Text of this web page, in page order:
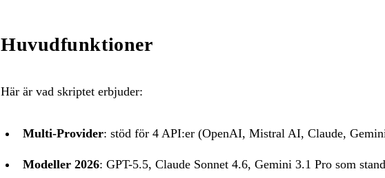
Huvudfunktioner
Här är vad skriptet erbjuder:
Multi-Provider: stöd för 4 API:er (OpenAI, Mistral AI, Claude,
Modeller 2026: GPT-5.5, Claude Sonnet 4.6, Gemini 3.1 Pro som